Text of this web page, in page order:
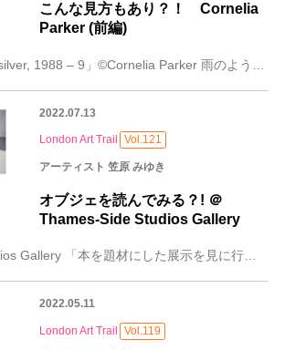
こんな見方もあり？！ Cornelia
Parker (前編)
2022.07.13
London Art Trail Vol.121
アーティスト 笠原 みゆき
オブジェを読んでみる？! ＠
Thames-Side Studios Gallery
Thames-Side Studios Gallery 「本を題材にした展示を見に行こうよ。」そんな言葉に誘われ、行った先は第68回でも紹介した南ロンドン、テム
2022.05.11
London Art Trail Vol.119